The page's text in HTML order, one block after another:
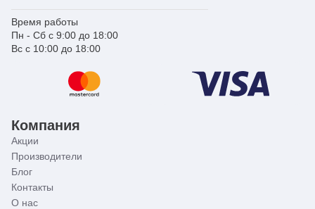
Время работы
Пн - Сб с 9:00 до 18:00
Вс с 10:00 до 18:00
Компания
Акции
Производители
Блог
Контакты
О нас